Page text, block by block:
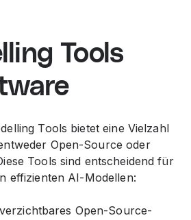
Tools
Tools bietet eine Vielzahl
Open-Source oder
Tools sind entscheidend für
effizienten AI-Modellen:
Open-Source-